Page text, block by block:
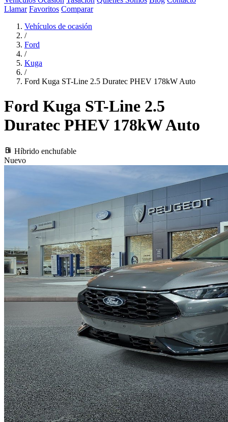
Llamar Favoritos Comparar
Vehículos de ocasión
/
Ford
/
Kuga
/
Ford Kuga ST-Line 2.5 Duratec PHEV 178kW Auto
Ford Kuga ST-Line 2.5
Duratec PHEV 178kW Auto
local_gas_station Híbrido enchufable
Nuevo